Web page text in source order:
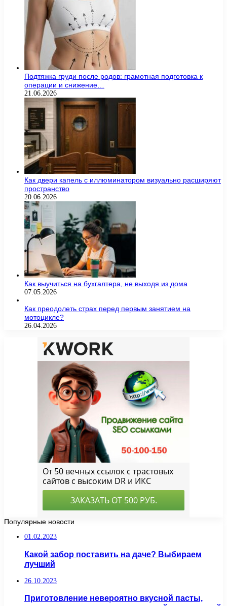
Подтяжка груди после родов: грамотная подготовка к
операции и снижение…
21.06.2026
Как двери капель с иллюминатором визуально расширяют
пространство
20.06.2026
Как выучиться на бухгалтера, не выходя из дома
07.05.2026
Как преодолеть страх перед первым занятием на
мотоцикле?
26.04.2026
Популярные новости
01.02.2023
Какой забор поставить на даче? Выбираем
лучший
26.10.2023
Приготовление невероятно вкусной пасты,